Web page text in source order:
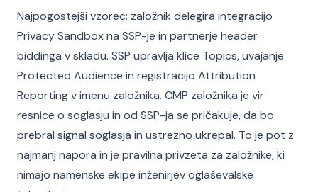
Najpogostejši vzorec: založnik delegira integracijo
Privacy Sandbox na SSP-je in partnerje header
biddinga v skladu. SSP upravlja klice Topics, uvajanje
Protected Audience in registracijo Attribution
Reporting v imenu založnika. CMP založnika je vir
resnice o soglasju in od SSP-ja se pričakuje, da bo
prebral signal soglasja in ustrezno ukrepal. To je pot z
najmanj napora in je pravilna privzeta za založnike, ki
nimajo namenske ekipe inženirjev oglaševalske